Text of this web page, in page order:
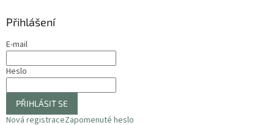
Přihlášení
E-mail
Heslo
PŘIHLÁSIT SE
Nová registraceZapomenuté heslo